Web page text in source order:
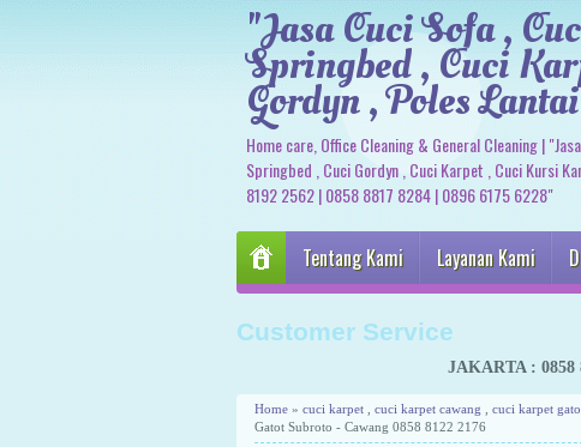
"Jasa Cuci Sofa ,
Springbed , Cuci
Gordyn , Poles
Home care, Office Cleaning & General Cleaning |
Springbed , Cuci Gordyn , Cuci Karpet , Cuci Kursi
8192 2562 | 0858 8817 8284 | 0896 6175 6228"
Tentang Kami Layanan Kami
Customer Service
: 0858 8122 2176
Home » cuci karpet cuci karpet cawang cuci karpet
Gatot Subroto - Cawang 0858 8122 2176